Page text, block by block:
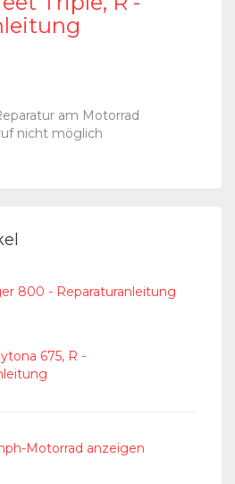
am Motorrad
nicht möglich
800 - Reparaturanleitung
675, R -
Motorrad anzeigen